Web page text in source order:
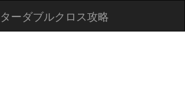
ーダブルクロス攻略